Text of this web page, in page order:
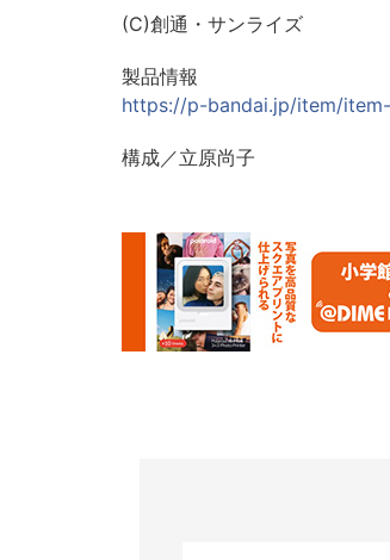
(C)創通・サンライズ
製品情報
https://p-bandai.jp/item/
構成／立原尚子